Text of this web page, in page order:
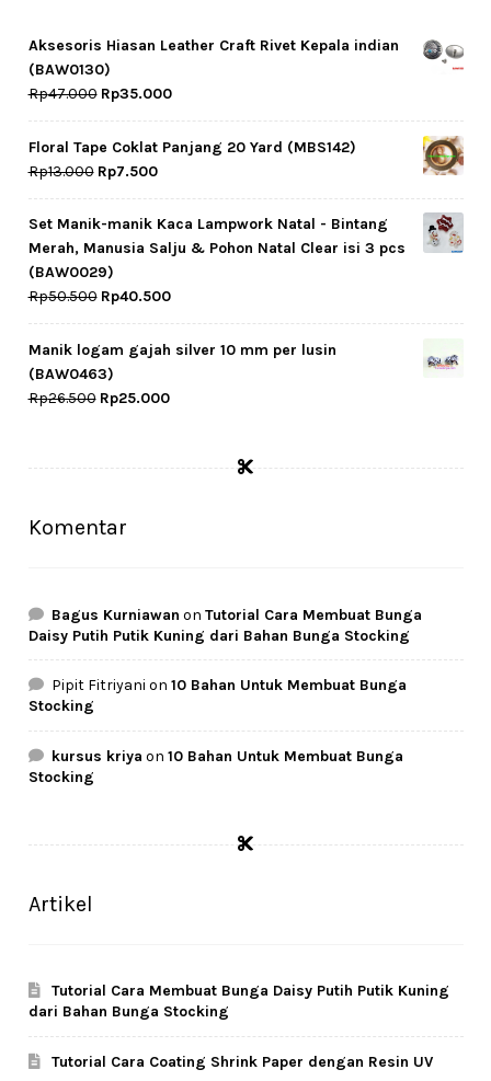
Tentang Kami
Tutorial Step by Step
Aksesoris Hiasan Leather Craft Rivet Kepala indian
(BAW0130)
Rp47.000 Original
price
was:
Rp47.000.
Rp35.000Current
price
is:
Floral Tape Coklat Panjang 20 Yard (MBS142)
Rp13.000 Original
price
was:
Rp13.000.
Rp7.500Current
price
is:
Rp7.500.
Set Manik-manik Kaca Lampwork Natal - Bintang
Merah, Manusia Salju & Pohon Natal Clear isi 3 pcs
(BAW0029)
Rp50.500 Original
price
was:
Rp50.500.
Rp40.500Current
price
is:
Manik logam gajah silver 10 mm per lusin
(BAW0463)
Rp26.500 Original
Rp26.500.
Rp25.000Current
Rp25.000.
Komentar
Bagus Kurniawan onTutorial Cara Membuat Bunga
Daisy Putih Putik Kuning dari Bahan Bunga Stocking
Pipit Fitriyani on10 Bahan Untuk Membuat Bunga
Stocking
kursus kriya on10 Bahan Untuk Membuat Bunga
Stocking
Artikel
Tutorial Cara Membuat Bunga Daisy Putih Putik Kuning
dari Bahan Bunga Stocking
Tutorial Cara Coating Shrink Paper dengan Resin UV